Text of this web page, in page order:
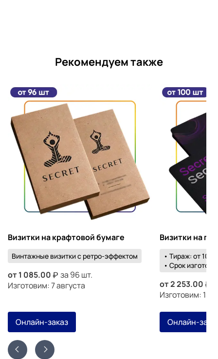
Рекомендуем также
Визитки на крафтовой бумаге
Винтажные визитки с ретро-эффектом
от 1 085.00
за 96 шт.
Изготовим: 7 августа
Онлайн-заказ
Визитки на
• Тираж: от 100
• Срок
от2 253.00
Изготовим: 13
Онлайн-